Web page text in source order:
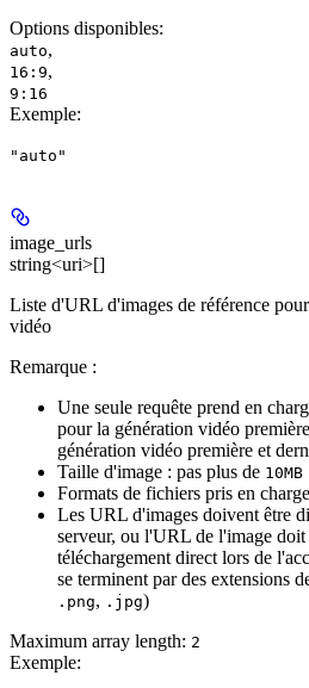
Options disponibles:
auto,
16:9,
9:16
Exemple:
"auto"
image_urls
string<uri>[]
Liste d'URL d'images de référence
vidéo
Remarque :
Une seule requête prend en
pour la génération vidéo
génération vidéo première et
Taille d'image : pas plus de 10MB
Formats de fichiers pris en
Les URL d'images doivent être
serveur, ou l'URL de l'image doit
téléchargement direct lors de
se terminent par des extensions
.png, .jpg)
Maximum array length: 2
Exemple: